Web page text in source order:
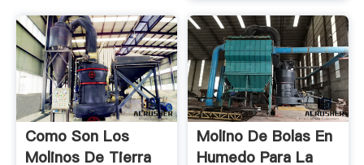
Como Son Los
Molinos De Tierra
Molino De Bolas En
Humedo Para La